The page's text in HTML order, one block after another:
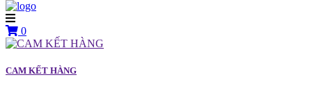
0
CAM KẾT HÀNG